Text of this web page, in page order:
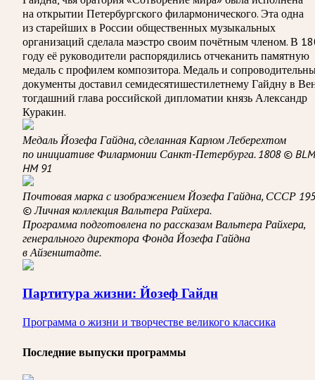
на открытии Петербургского филармонического. Эта одна
из старейших в России общественных музыкальных
организаций сделала маэстро своим почётным членом. В
году её руководители распорядились отчеканить памятную
медаль с профилем композитора. Медаль и
документы доставил семидесятишестилетнему Гайдну в
тогдашний глава российской дипломатии князь Александр
Куракин.
Медаль Йозефа Гайдна, сделанная Карлом Леберехтом
по инициативе Филармонии Санкт-Петербурга. 1808 © BLM
HM 91
Почтовая марка с изображением Йозефа Гайдна, СССР
© Личная коллекция Вальтера Райхера.
Программа подготовлена по рассказам Вальтера Райхера,
генерального директора Фонда Йозефа Гайдна
в Айзенштадте.
Партитура жизни: Йозеф Гайдн
Программа о жизни и творчестве великого классика
Последние выпуски программы